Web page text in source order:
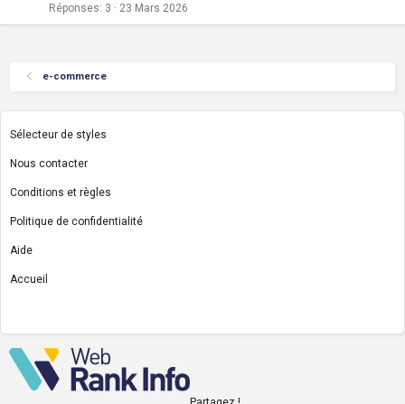
Réponses 3 23 Mars 2026
e-commerce
Sélecteur de styles
Nous contacter
Conditions et règles
Politique de confidentialité
Aide
Accueil